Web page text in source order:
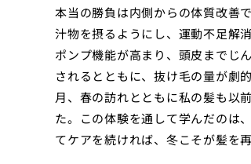
本当の勝負は内側からの体質改善
汁物を摂るようにし、運動不足解
ポンプ機能が高まり、頭皮までじ
されるとともに、抜け毛の量が劇
月、春の訪れとともに私の髪も以
た。この体験を通して学んだのは
てケアを続ければ、冬こそが髪を